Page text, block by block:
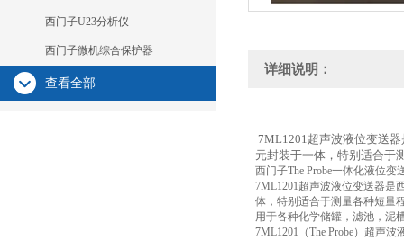
西门子U23分析仪
西门子微机综合保护器
查看全部
详细说明：
7ML1201超声波液位变送
元封装于一体，特别适合于
西门子The Probe一体化液位变
7ML1201超声波液位变送器是
体，特别适合于测量各种短量
用于各种化学储罐，滤池，泥
7ML1201（The Probe）超声